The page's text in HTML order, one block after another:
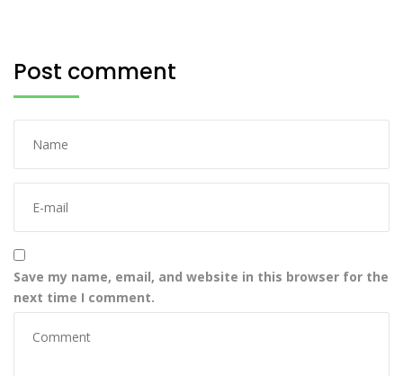
Post comment
Save my name, email, and website in this browser for the
next time I comment.